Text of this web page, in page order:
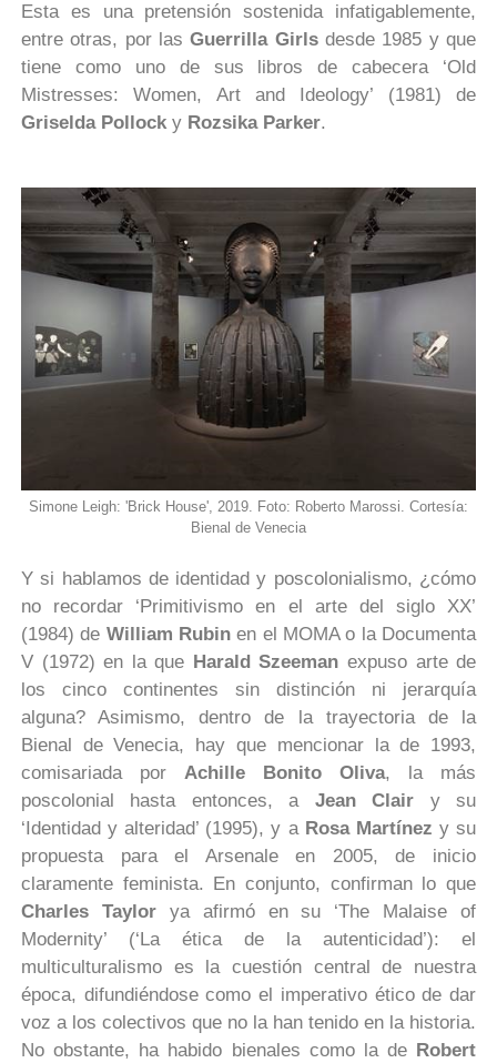
Esta es una pretensión sostenida infatigablemente,
entre otras, por lasGuerrilla Girlsdesde 1985 y que
tiene como uno de sus libros de cabecera ‘Old
Mistresses: Women, Art and Ideology’ (1981) de
Griselda Pollocky Rozsika Parker.
Simone Leigh: 'Brick House', 2019. Foto: Roberto Marossi. Cortesía:
Bienal de Venecia
Y si hablamos de identidad y poscolonialismo, ¿cómo
no recordar ‘Primitivismo en el arte del siglo XX’
(1984) de William Rubinen el MOMA o la Documenta
V (1972) en la que Harald Szeeman expuso arte de
los cinco continentes sin distinción ni jerarquía
alguna? Asimismo, dentro de la trayectoria de la
Bienal de Venecia, hay que mencionar la de 1993,
comisariada por Achille Bonito Oliva, la más
poscolonial hasta entonces, a Jean Clair y su
‘Identidad y alteridad’ (1995), y a Rosa Martínez y su
propuesta para el Arsenale en 2005, de inicio
claramente feminista. En conjunto, confirman lo que
Charles Taylorya afirmó en su ‘The Malaise of
Modernity’ (‘La ética de la autenticidad’): el
multiculturalismo es la cuestión central de nuestra
época, difundiéndose como el imperativo ético de dar
voz a los colectivos que no la han tenido en la historia.
No obstante, ha habido bienales como la de Robert